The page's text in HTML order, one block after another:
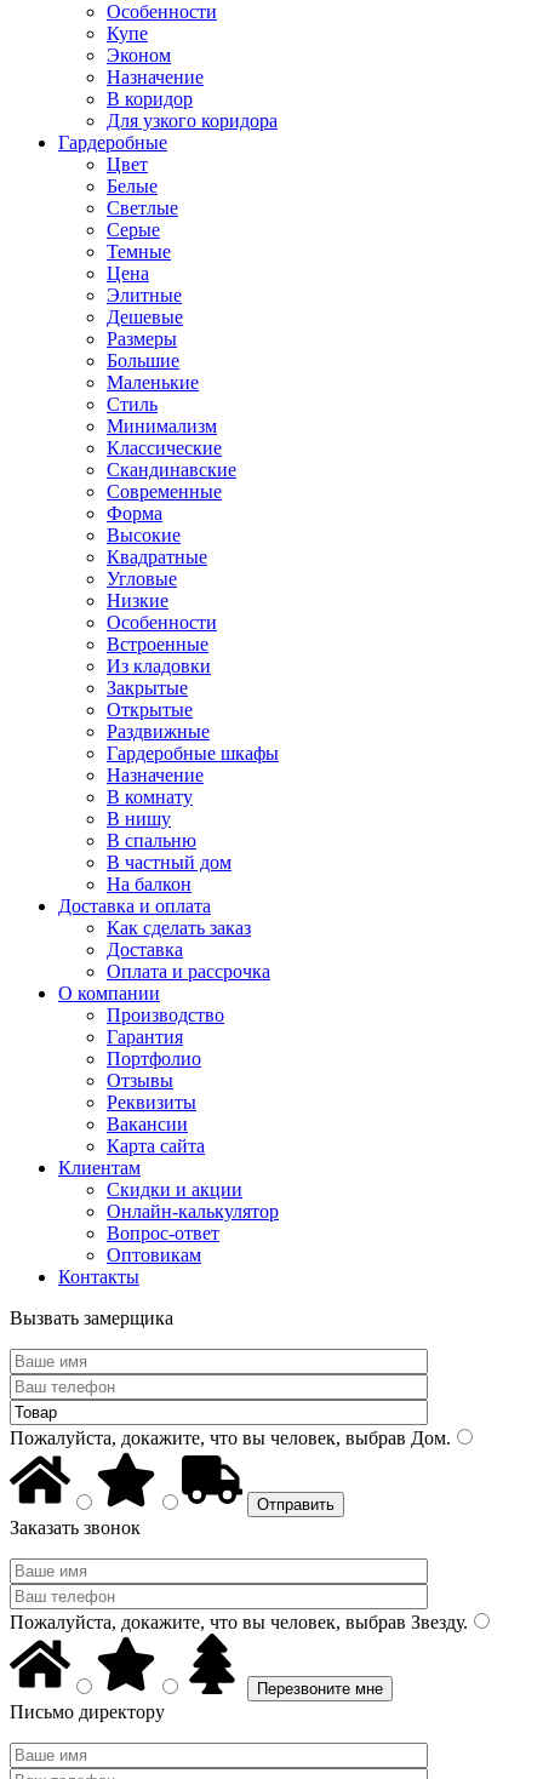
Особенности
Купе
Эконом
Назначение
В коридор
Для узкого коридора
Гардеробные
Цвет
Белые
Светлые
Серые
Темные
Цена
Элитные
Дешевые
Размеры
Большие
Маленькие
Стиль
Минимализм
Классические
Скандинавские
Современные
Форма
Высокие
Квадратные
Угловые
Низкие
Особенности
Встроенные
Из кладовки
Закрытые
Открытые
Раздвижные
Гардеробные шкафы
Назначение
В комнату
В нишу
В спальню
В частный дом
На балкон
Доставка и оплата
Как сделать заказ
Доставка
Оплата и рассрочка
О компании
Производство
Гарантия
Портфолио
Отзывы
Реквизиты
Вакансии
Карта сайта
Клиентам
Скидки и акции
Онлайн-калькулятор
Вопрос-ответ
Оптовикам
Контакты
Вызвать замерщика
Пожалуйста, докажите, что вы человек, выбрав Дом.
Заказать звонок
Пожалуйста, докажите, что вы человек, выбрав Звезду.
Письмо директору